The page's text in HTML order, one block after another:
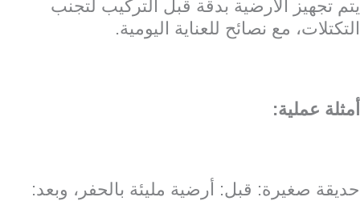
يتم تجهيز الأرضية بدقة قبل التركيب لتجنب
التكتلات، مع نصائح للعناية اليومية.
أمثلة عملية:
حديقة صغيرة: قبل: أرضية مليئة بالحفر، وبعد: